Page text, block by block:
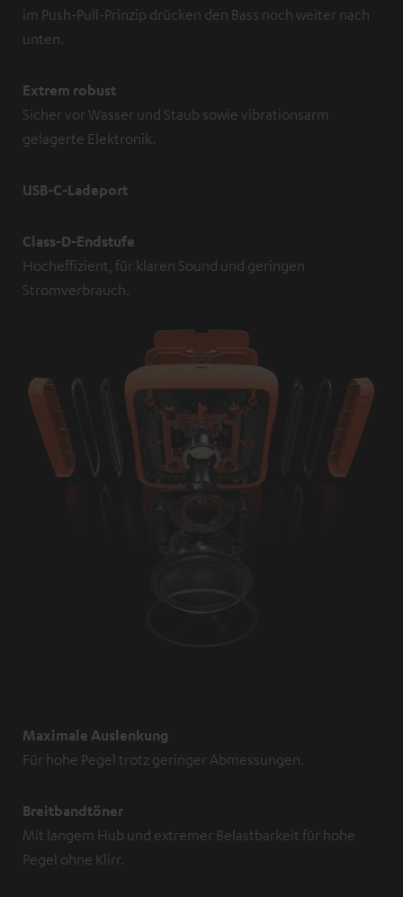
im Push-Pull-Prinzip drücken den Bass noch weiter nach
unten.
Extrem robust
Sicher vor Wasser und Staub sowie vibrationsarm
gelagerte Elektronik.
USB-C-Ladeport
Class-D-Endstufe
Hocheffizient, für klaren Sound und geringen
Stromverbrauch.
Maximale Auslenkung
Für hohe Pegel trotz geringer Abmessungen.
Breitbandtöner
Mit langem Hub und extremer Belastbarkeit für hohe
Pegel ohne Klirr.